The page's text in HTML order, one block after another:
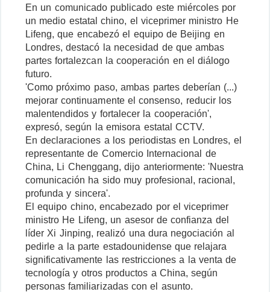
En un comunicado publicado este miércoles por
un medio estatal chino, el viceprimer ministro He
Lifeng, que encabezó el equipo de Beijing en
Londres, destacó la necesidad de que ambas
partes fortalezcan la cooperación en el diálogo
futuro.
'Como próximo paso, ambas partes deberían (...)
mejorar continuamente el consenso, reducir los
malentendidos y fortalecer la cooperación',
expresó, según la emisora estatal CCTV.
En declaraciones a los periodistas en Londres, el
representante de Comercio Internacional de
China, Li Chenggang, dijo anteriormente: 'Nuestra
comunicación ha sido muy profesional, racional,
profunda y sincera'.
El equipo chino, encabezado por el viceprimer
ministro He Lifeng, un asesor de confianza del
líder Xi Jinping, realizó una dura negociación al
pedirle a la parte estadounidense que relajara
significativamente las restricciones a la venta de
tecnología y otros productos a China, según
personas familiarizadas con el asunto.